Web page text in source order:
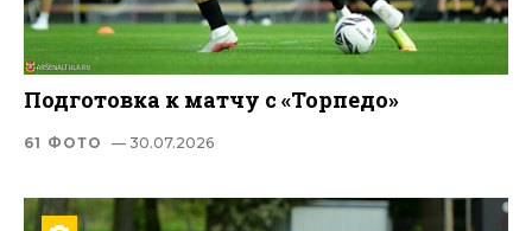
Подготовка к матчу с «Торпедо»
61 ФОТО — 30.07.2026